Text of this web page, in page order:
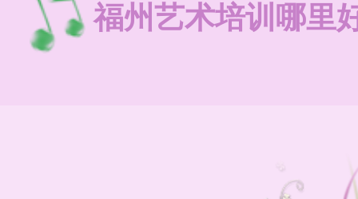
福州艺术培训哪里